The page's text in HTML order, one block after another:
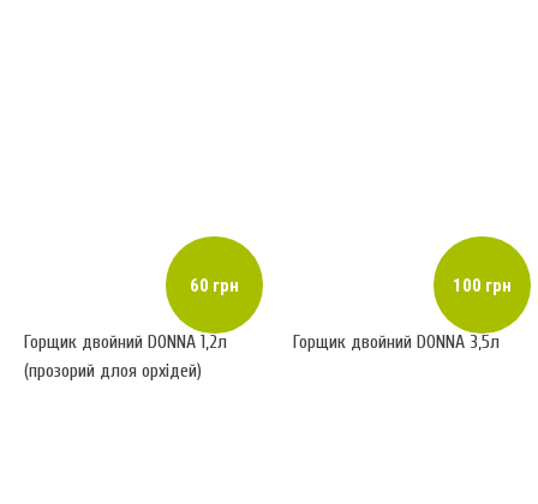
60 грн
Горщик двойний DONNA 1,2л
(прозорий длоя орхідей)
100 грн
Горщик двойний DONNA 3,5л